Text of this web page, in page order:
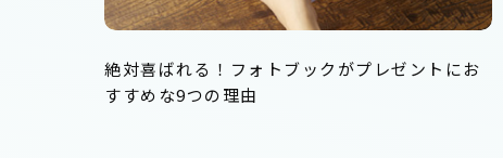
絶対喜ばれる！フォトブックがプレゼントにお
すすめな9つの理由